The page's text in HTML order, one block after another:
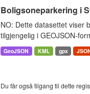
Boligsoneparkering i
NO: Dette datasettet viser
tilgjengelig i GEOJSON-
GeoJSON KML gpx
Du får også tilgang til dette